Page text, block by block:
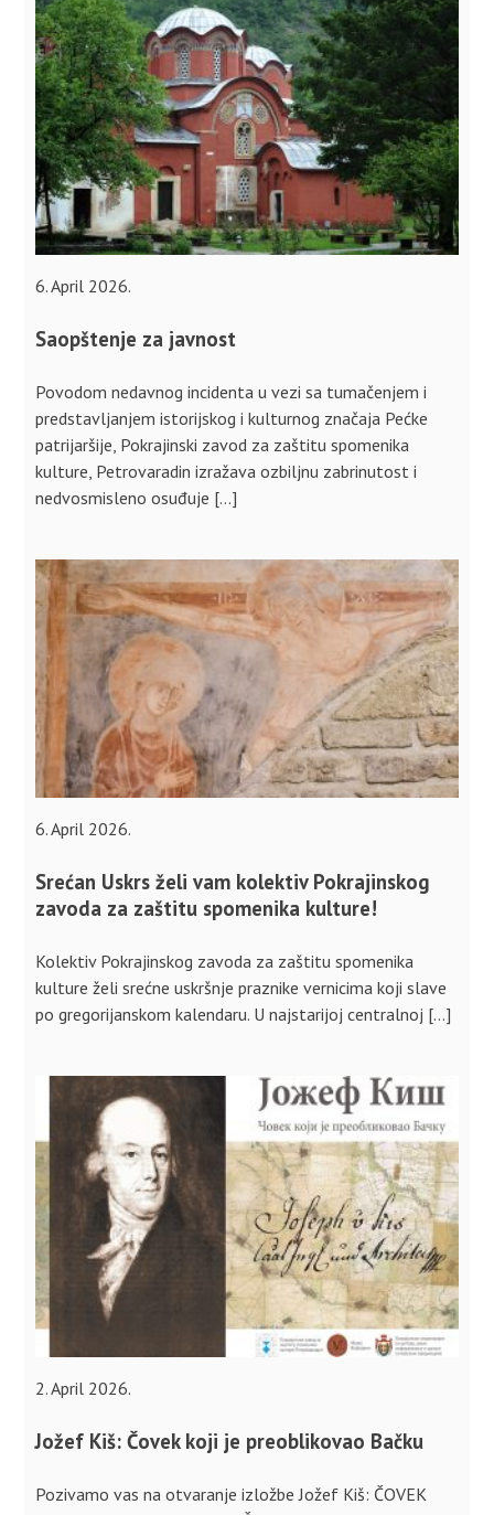
6. April 2026.
Saopštenje za javnost
Povodom nedavnog incidenta u vezi sa tumačenjem i
predstavljanjem istorijskog i kulturnog značaja Pećke
patrijaršije, Pokrajinski zavod za zaštitu spomenika
kulture, Petrovaradin izražava ozbiljnu zabrinutost i
nedvosmisleno osuđuje […]
6. April 2026.
Srećan Uskrs želi vam kolektiv Pokrajinskog
zavoda za zaštitu spomenika kulture!
Kolektiv Pokrajinskog zavoda za zaštitu spomenika
kulture želi srećne uskršnje praznike vernicima koji slave
po gregorijanskom kalendaru. U najstarijoj centralnoj […]
2. April 2026.
Jožef Kiš: Čovek koji je preoblikovao Bačku
Pozivamo vas na otvaranje izložbe Jožef Kiš: ČOVEK